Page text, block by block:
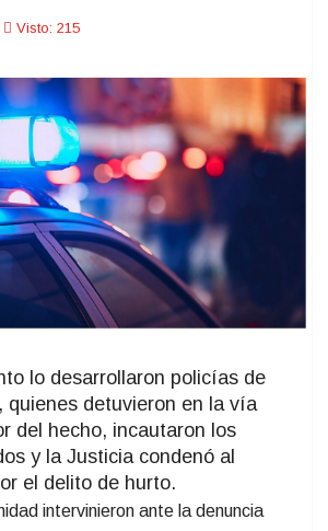
Visto: 215
lo desarrollaron policías de
quienes detuvieron en la vía
del hecho, incautaron los
y la Justicia condenó al
el delito de hurto.
intervinieron ante la denuncia